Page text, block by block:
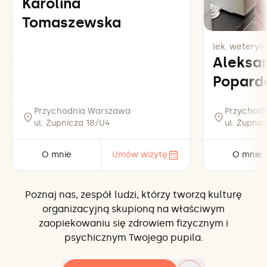
Tomaszewska
Przychodnia Warszawa
ul. Żupnicza 18/U4
O mnie Umów wizytę
lek.
ul.
O mnie
Poznaj nas, zespół ludzi, którzy tworzą kulturę
organizacyjną skupioną na właściwym
zaopiekowaniu się zdrowiem fizycznym i
psychicznym Twojego pupila.